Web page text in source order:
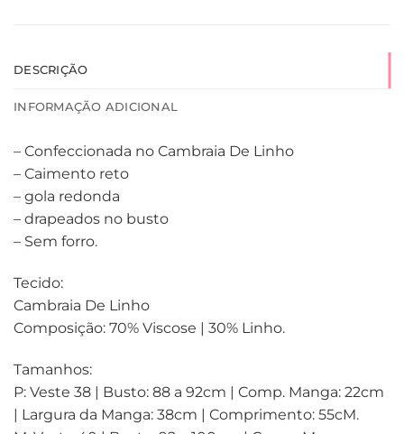
DESCRIÇÃO
INFORMAÇÃO ADICIONAL
– Confeccionada no Cambraia De Linho
– Caimento reto
– gola redonda
– drapeados no busto
– Sem forro.
Tecido:
Cambraia De Linho
Composição: 70% Viscose | 30% Linho.
Tamanhos:
P: Veste 38 | Busto: 88 a 92cm | Comp. Manga: 22cm
| Largura da Manga: 38cm | Comprimento: 55cM.